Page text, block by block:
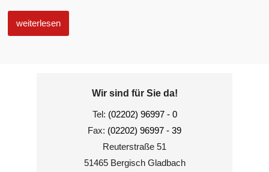
weiterlesen
Wir sind für Sie da!
Tel: (02202) 96997 - 0
Fax: (02202) 96997 - 39
Reuterstraße 51
51465 Bergisch Gladbach